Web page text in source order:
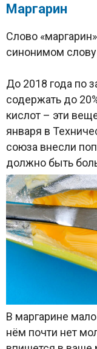
Маргарин
Слово
синонимом слову
До 2018 года по
содержать до
кислот – эти
января в
союза внесли
должно быть
В маргарине
нём почти нет